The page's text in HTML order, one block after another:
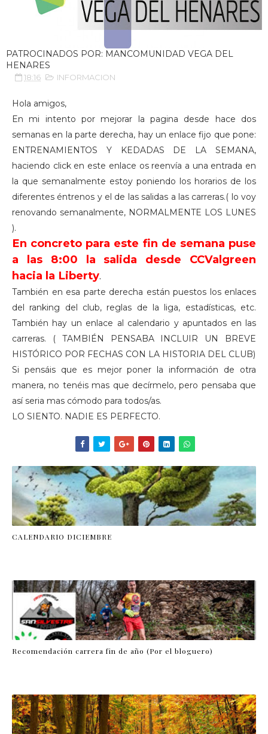
PATROCINADOS POR: MANCOMUNIDAD VEGA DEL
HENARES
18:16 INFORMACION
Hola amigos,
En mi intento por mejorar la pagina desde hace dos
semanas en la parte derecha, hay un enlace fijo que pone:
ENTRENAMIENTOS Y
KEDADAS DE LA SEMANA,
haciendo clicken este enlace os reenvía a una entrada en
la que semanalmente estoy poniendo los horarios de los
diferentes éntrenos y el de las salidas a las carreras.( lo voy
renovando semanalmente, NORMALMENTE LOS LUNES
).
En concreto para este fin de semana puse
a las 8:00 la salida desde CCValgreen
hacia la Liberty.
También en esa parte derecha están puestos los enlaces
del ranking del club, reglas de la liga, estadísticas, etc.
También hay un enlace al calendario y apuntados en las
carreras. ( TAMBIÉN PENSABA INCLUIR UN BREVE
HISTÓRICO POR FECHAS CON LA HISTORIA DEL CLUB)
Si pensáis que es mejor poner la información de otra
manera, no tenéis mas que decírmelo, pero pensaba que
así seria mas cómodo para todos/as.
LO SIENTO. NADIE ES PERFECTO.
CALENDARIO DICIEMBRE
Recomendación carrera fin de año (Por el bloguero)